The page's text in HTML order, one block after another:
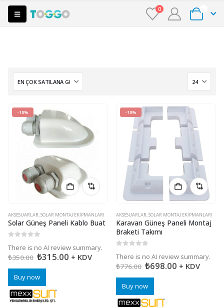
0
-10%
AKSESUARLAR,SOLAR MONTAJ EKIPMANLARI
Solar Güneş Paneli Kablo Buat
There is no AI review summary.
₺350.00 ₺315.00 + KDV
Buy now
-10%
AKSESUARLAR,SOLAR MONTAJ EKIPMANLARI
Karavan Güneş Paneli Montaj
Braketi Takımı
There is no AI review summary.
₺776.00 ₺698.00 + KDV
Buy now